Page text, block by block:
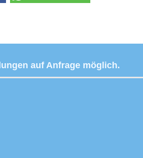
auf Anfrage möglich.